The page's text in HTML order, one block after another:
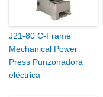
J21-80 C-Frame
Mechanical Power
Press Punzonadora
eléctrica